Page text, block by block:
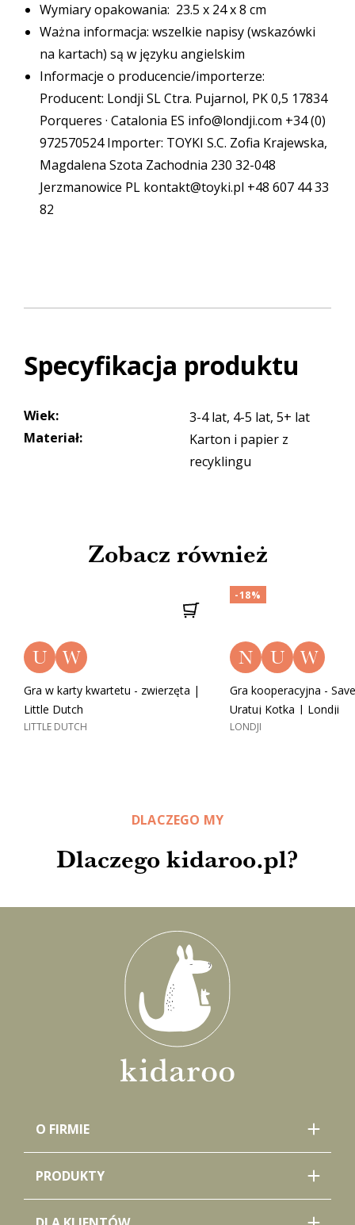
Wymiary opakowania: 23.5 x 24 x 8 cm
Ważna informacja: wszelkie napisy (wskazówki
na kartach) są w języku angielskim
Informacje o producencie/importerze:
Producent: Londji SL Ctra. Pujarnol, PK 0,5 17834
Porqueres · Catalonia ES info@londji.com +34 (0)
972570524 Importer: TOYKI S.C. Zofia Krajewska,
Magdalena Szota Zachodnia 230 32-048
Jerzmanowice PL kontakt@toyki.pl +48 607 44 33
82
Specyfikacja produktu
Wiek:
3-4 lat, 4-5 lat, 5+ lat
Materiał:
Karton i papier z
recyklingu
Zobacz również
U W
Gra w karty kwartetu - zwierzęta |
Little Dutch
LITTLE DUTCH
N U W
Gra kooperacyjna -
Uratuj Kotka | Londji
LONDJI
-18%
Dlaczego kidaroo.pl?
DLACZEGO MY
O FIRMIE
PRODUKTY